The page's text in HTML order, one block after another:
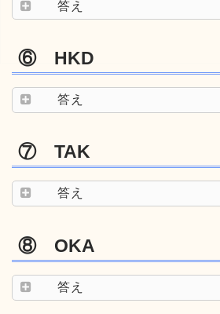
答え
⑥ HKD
答え
⑦ TAK
答え
⑧ OKA
答え